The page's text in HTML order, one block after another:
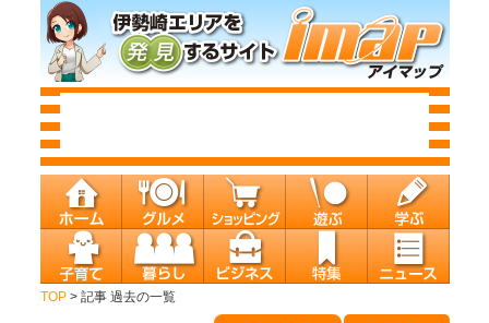
TOP> 記事 過去の一覧